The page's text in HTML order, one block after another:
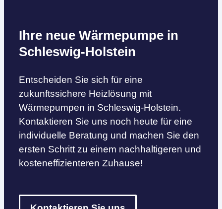
Ihre neue Wärmepumpe in
Schleswig-Holstein
Entscheiden Sie sich für eine
zukunftssichere Heizlösung mit
Wärmepumpen in Schleswig-Holstein.
Kontaktieren Sie uns noch heute für eine
individuelle Beratung und machen Sie den
ersten Schritt zu einem nachhaltigeren und
kosteneffizienteren Zuhause!